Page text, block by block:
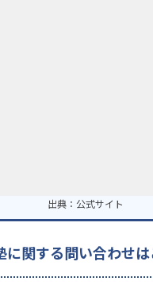
出典： 公式サイト
に関する問い合わせは